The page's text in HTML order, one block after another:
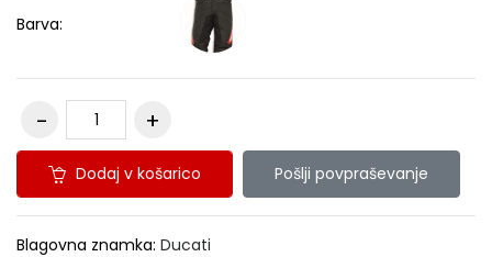
Barva:
Dodaj v košarico Pošlji povpraševanje
Blagovna znamka: Ducati